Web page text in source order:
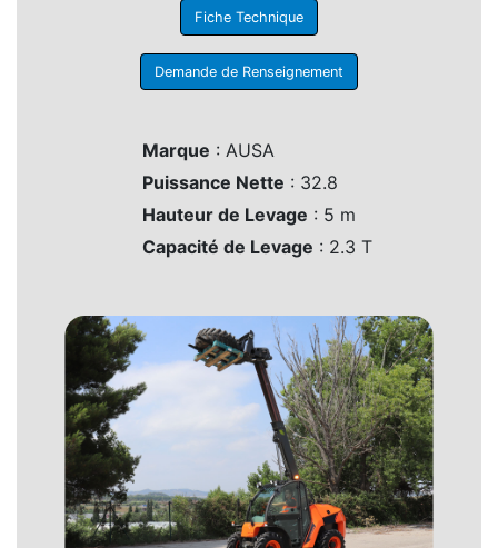
Fiche Technique
Demande de Renseignement
Marque : AUSA
Puissance Nette : 32.8
Hauteur de Levage : 5 m
Capacité de Levage : 2.3 T